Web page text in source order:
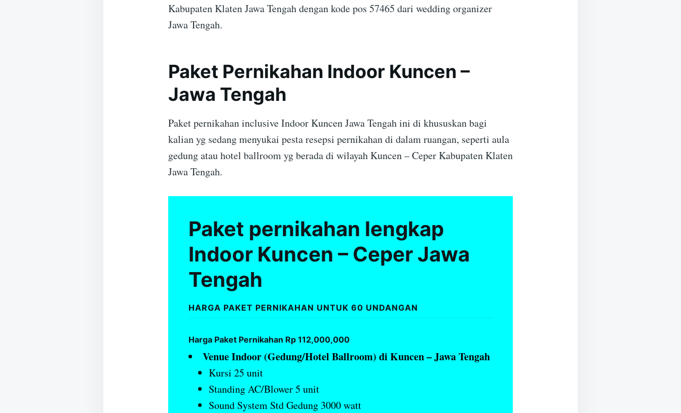
Kabupaten Klaten Jawa Tengah dengan kode pos 57465 dari wedding organizer
Jawa Tengah.
Paket Pernikahan Indoor Kuncen –
Jawa Tengah
Paket pernikahan inclusive Indoor Kuncen Jawa Tengah ini di khususkan bagi
kalian yg sedang menyukai pesta resepsi pernikahan di dalam ruangan, seperti aula
gedung atau hotel ballroom yg berada di wilayah Kuncen – Ceper Kabupaten Klaten
Jawa Tengah.
Paket pernikahan lengkap
Indoor Kuncen – Ceper Jawa
Tengah
HARGA PAKET PERNIKAHAN UNTUK 60 UNDANGAN
Harga Paket Pernikahan Rp 112,000,000
Venue Indoor (Gedung/Hotel Ballroom) di Kuncen – Jawa Tengah
Kursi 25 unit
Standing AC/Blower 5 unit
Sound System Std Gedung 3000 watt